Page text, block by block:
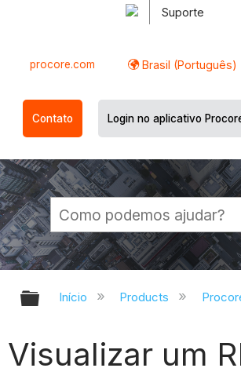
Suporte
procore.com Brasil (Português)
Contato Login no aplicativo
Expandir/recolher
Início Products
Visualizar um